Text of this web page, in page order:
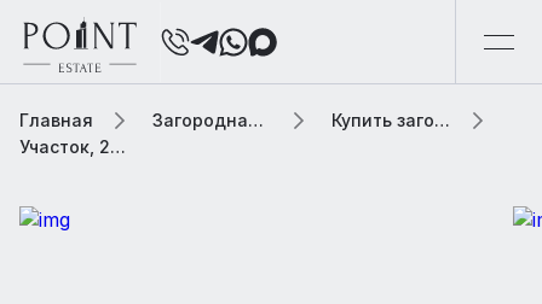
Главная Загородная элитная недвижимость
Купить загородную элитную недвижимость
Участок, 29.78 сот. В коттеджном поселке «Гринфилд»